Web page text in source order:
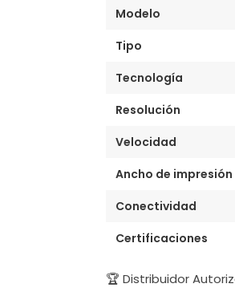
Modelo
Tipo
Tecnología
Resolución
Velocidad
Ancho de impresión
Conectividad
Certificaciones
🏆 Distribuidor